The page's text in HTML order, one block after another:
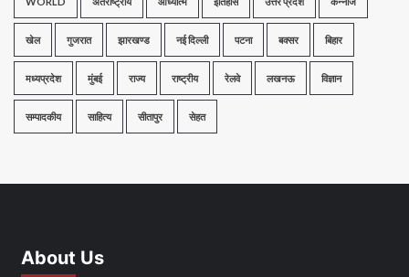
खेल गुजरात झारखण्ड नई दिल्ली पटना बक्सर बिहार
मध्यप्रदेश मुंबई राज्य राष्ट्रीय रेलवे लखनऊ विज्ञान
सम्पादकीय साहित्य सीतापुर सेहत
About Us